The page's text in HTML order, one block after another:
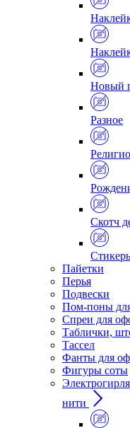
Новый
Разное
Скотч
Пайетки
Перья
Подвески
Пом-поны
Спреи для
Таблички,
Тассел
Фанты для
Фигуры соты
нити